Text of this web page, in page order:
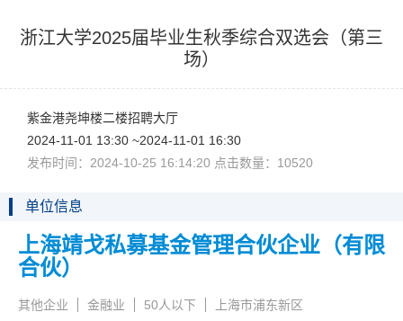
浙江大学2025届毕业生秋季综合双选会（第三
场）
紫金港尧坤楼二楼招聘大厅
2024-11-0113:30~2024-11-0116:30
发布时间：2024-10-2516:14:20点击数量：10520
单位信息
上海靖戈私募基金管理合伙企业（有限
合伙）
其他企业 金融业 50人以下 上海市浦东新区